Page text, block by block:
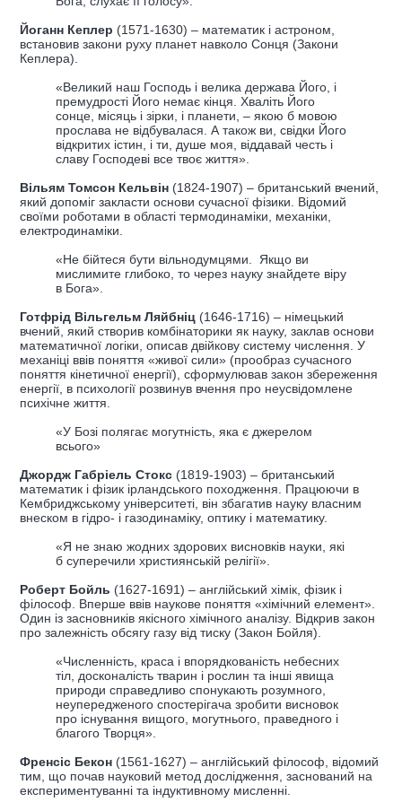
Йоганн Кеплер (1571-1630) – математик і астроном,
встановив закони руху планет навколо Сонця (Закони
Кеплера).
«Великий наш Господь і велика держава Його, і
премудрості Його немає кінця. Хваліть Його
сонце, місяць і зірки, і планети, – якою б мовою
прослава не відбувалася. А також ви, свідки Його
відкритих істин, і ти, душе моя, віддавай честь і
славу Господеві все твоє життя».
Вільям Томсон Кельвін (1824-1907) – британський вчений,
який допоміг закласти основи сучасної фізики. Відомий
своїми роботами в області термодинаміки, механіки,
електродинаміки.
«Не бійтеся бути вільнодумцями. Якщо ви
мислимите глибоко, то через науку знайдете віру
в Бога».
Готфрід Вільгельм Ляйбніц (1646-1716) – німецький
вчений, який створив комбінаторики як науку, заклав основи
математичної логіки, описав двійкову систему числення. У
механіці ввів поняття «живої сили» (прообраз сучасного
поняття кінетичної енергії), сформулював закон збереження
енергії, в психології розвинув вчення про неусвідомлене
психічне життя.
«У Бозі полягає могутність, яка є джерелом
всього»
Джордж Габріель Стокс (1819-1903) – британський
математик і фізик ірландського походження. Працюючи в
Кембриджському університеті, він збагатив науку власним
внеском в гідро- і газодинаміку, оптику і математику.
«Я не знаю жодних здорових висновків науки, які
б суперечили християнській релігії».
Роберт Бойль (1627-1691) – англійський хімік, фізик і
філософ. Вперше ввів наукове поняття «хімічний елемент».
Один із засновників якісного хімічного аналізу. Відкрив закон
про залежність обсягу газу від тиску (Закон Бойля).
«Численність, краса і впорядкованість небесних
тіл, досконалість тварин і рослин та інші явища
природи справедливо спонукають розумного,
неупередженого спостерігача зробити висновок
про існування вищого, могутнього, праведного і
благого Творця».
Френсіс Бекон (1561-1627) – англійський філософ, відомий
тим, що почав науковий метод дослідження, заснований на
експериментуванні та індуктивному мисленні.